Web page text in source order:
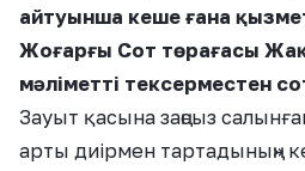
айтуынша кеше ғана
Жоғарғы Сот төрағасы
мәліметті тексерместен
Зауыт қасына заңсыз салынған
арты диірмен тартадының»